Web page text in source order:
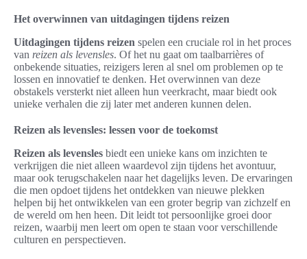
Het overwinnen van uitdagingen tijdens reizen
Uitdagingen tijdens reizen spelen een cruciale rol in het proces
van reizen als levensles. Of het nu gaat om taalbarrières of
onbekende situaties, reizigers leren al snel om problemen op te
lossen en innovatief te denken. Het overwinnen van deze
obstakels versterkt niet alleen hun veerkracht, maar biedt ook
unieke verhalen die zij later met anderen kunnen delen.
Reizen als levensles: lessen voor de toekomst
Reizen als levensles biedt een unieke kans om inzichten te
verkrijgen die niet alleen waardevol zijn tijdens het avontuur,
maar ook terugschakelen naar het dagelijks leven. De ervaringen
die men opdoet tijdens het ontdekken van nieuwe plekken
helpen bij het ontwikkelen van een groter begrip van zichzelf en
de wereld om hen heen. Dit leidt tot persoonlijke groei door
reizen, waarbij men leert om open te staan voor verschillende
culturen en perspectieven.